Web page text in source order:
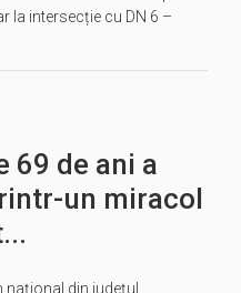
la intersecție cu DN 6 –
69 de ani a
un miracol
naţional din judeţul